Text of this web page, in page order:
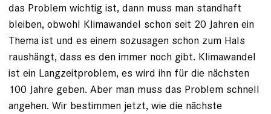
das Problem wichtig ist, dann muss man standhaft
bleiben, obwohl Klimawandel schon seit 20 Jahren ein
Thema ist und es einem sozusagen schon zum Hals
raushängt, dass es den immer noch gibt. Klimawandel
ist ein Langzeitproblem, es wird ihn für die nächsten
100 Jahre geben. Aber man muss das Problem schnell
angehen. Wir bestimmen jetzt, wie die nächste